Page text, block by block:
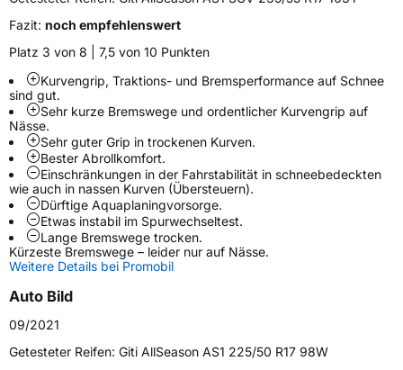
ModellnameAllSeason AS1
FahrzeugartPKW & SUV
Weitere Eigenschaften
SchlauchtypTL
ZustandNeureifen
M+SJa
VerstärktXL
EU Label
Effizienz
Fazit: noch empfehlenswert
Platz 3 von 8 | 7,5 von 10 Punkten
Kurvengrip, Traktions- und Bremsperformance auf Schnee
sind gut.
Sehr kurze Bremswege und ordentlicher Kurvengrip auf
Nässe.
Sehr guter Grip in trockenen Kurven.
Bester Abrollkomfort.
Einschränkungen in der Fahrstabilität in schneebedeckten
wie auch in nassen Kurven (Übersteuern).
Dürftige Aquaplaningvorsorge.
Etwas instabil im Spurwechseltest.
Lange Bremswege trocken.
Kürzeste Bremswege – leider nur auf Nässe.
Weitere Details bei Promobil
Auto Bild
09/2021
Getesteter Reifen: Giti AllSeason AS1 225/50 R17 98W